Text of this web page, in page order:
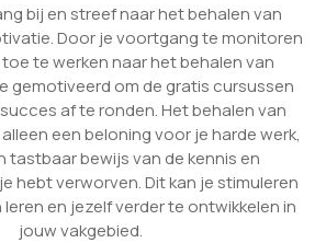
bij en streef naar het behalen van
Door je voortgang te monitoren
te werken naar het behalen van
gemotiveerd om de gratis cursussen
af te ronden. Het behalen van
een beloning voor je harde werk,
tastbaar bewijs van de kennis en
hebt verworven. Dit kan je stimuleren
en jezelf verder te ontwikkelen in
jouw vakgebied.